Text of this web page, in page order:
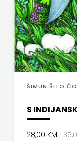
KOMERC
POETIKA
POPULUS
PROFIL
ŠIMUN ŠITO
S
28,00 KM